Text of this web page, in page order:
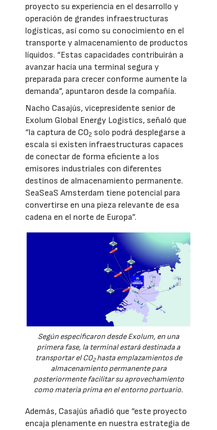
proyecto su experiencia en el desarrollo y
operación de grandes infraestructuras
logísticas, así como su conocimiento en el
transporte y almacenamiento de productos
líquidos. “Estas capacidades contribuirán a
avanzar hacia una terminal segura y
preparada para crecer conforme aumente la
demanda”, apuntaron desde la compañía.
Nacho Casajús, vicepresidente senior de
Exolum Global Energy Logistics, señaló que
“la captura de CO2 solo podrá desplegarse a
escala si existen infraestructuras capaces
de conectar de forma eficiente a los
emisores industriales con diferentes
destinos de almacenamiento permanente.
SeaSeaS Amsterdam tiene potencial para
convertirse en una pieza relevante de esa
cadena en el norte de Europa”.
Según especificaron desde Exolum, en una
primera fase, la terminal estará destinada a
transportar el CO2hasta emplazamientos de
almacenamiento permanente para
posteriormente facilitar su aprovechamiento
como materia prima en el entorno portuario.
Además, Casajús añadió que “este proyecto
encaja plenamente en nuestra estrategia de